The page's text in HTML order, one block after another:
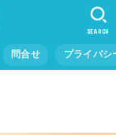
問合せ プライバシ
SEARCH